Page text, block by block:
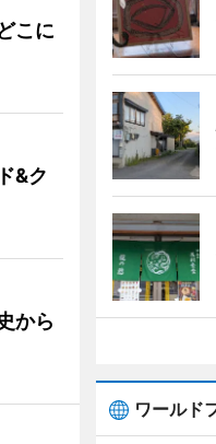
こに
&ク
から
ワールド